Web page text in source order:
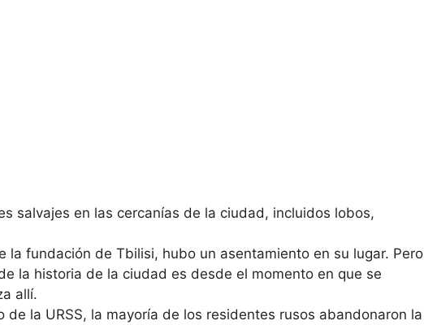
salvajes en las cercanías de la ciudad, incluidos lobos,
la fundación de Tbilisi, hubo un asentamiento en su lugar. Pero
la historia de la ciudad es desde el momento en que se
allí.
de la URSS, la mayoría de los residentes rusos abandonaron la